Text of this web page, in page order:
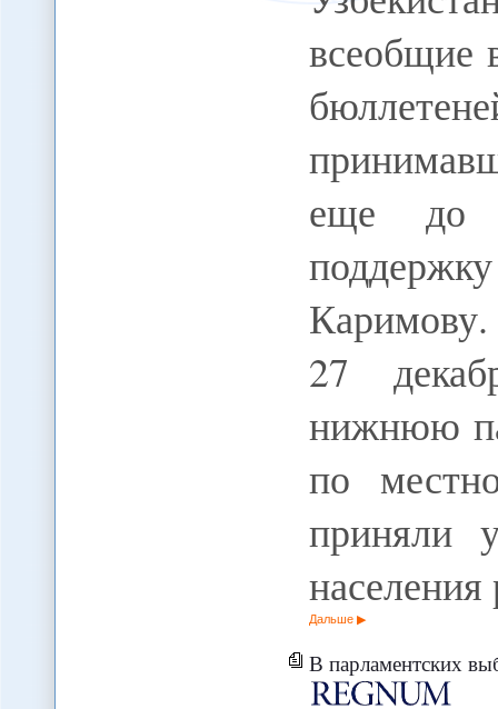
всеобщие
еще до
Каримову.
27
нижнюю
по
приняли
Дальше
В парламентских